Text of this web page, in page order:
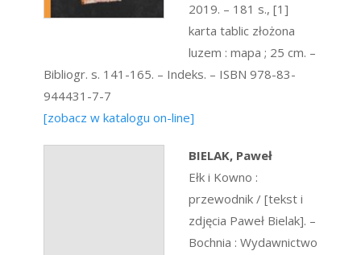
2019. – 181 s., [1]
karta tablic złożona
luzem : mapa ; 25 cm. –
Bibliogr. s. 141-165. – Indeks. – ISBN 978-83-
944431-7-7
[zobacz w katalogu on-line]
BIELAK, Paweł
Ełk i Kowno :
przewodnik / [tekst i
zdjęcia Paweł Bielak]. –
Bochnia : Wydawnictwo